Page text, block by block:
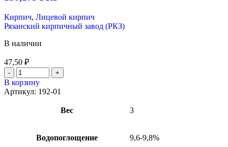
Кирпич, Лицевой кирпич
Рязанский кирпичный завод (РКЗ)
В наличии
47,50 ₽
В корзину
Артикул: 192-01
Вес 3
Водопоглощение 9,6-9,8%